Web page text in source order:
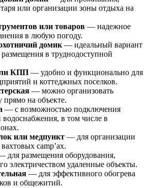
или организации зоны отдыха на
или товаров — надежное
в любую погоду.
домик — идеальный вариант
в труднодоступной
КПП — удобно и функционально для
и коттеджных поселков.
— можно организовать
на объекте.
— с возможностью подключения
в том числе в
или медпункт — для организации
camp’ах.
для размещения оборудования,
электричеством удаленные объекты.
— для эффективного обогрева
и общежитий.